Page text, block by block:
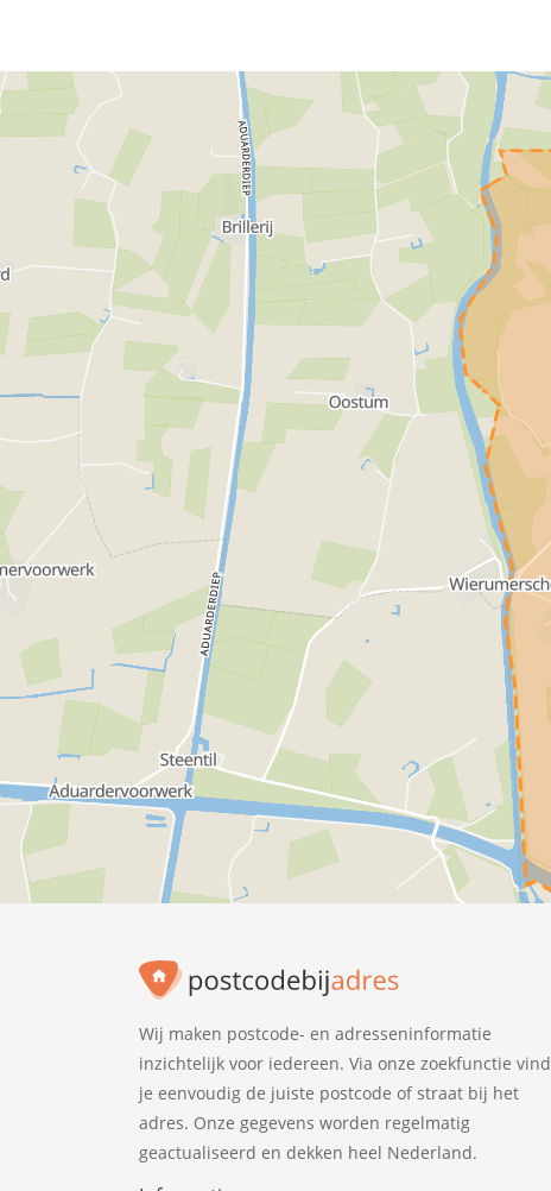
Wij maken postcode- en adresseninformatie
inzichtelijk voor iedereen. Via onze zoekfunctie vind
je eenvoudig de juiste postcode of straat bij het
adres. Onze gegevens worden regelmatig
geactualiseerd en dekken heel Nederland.